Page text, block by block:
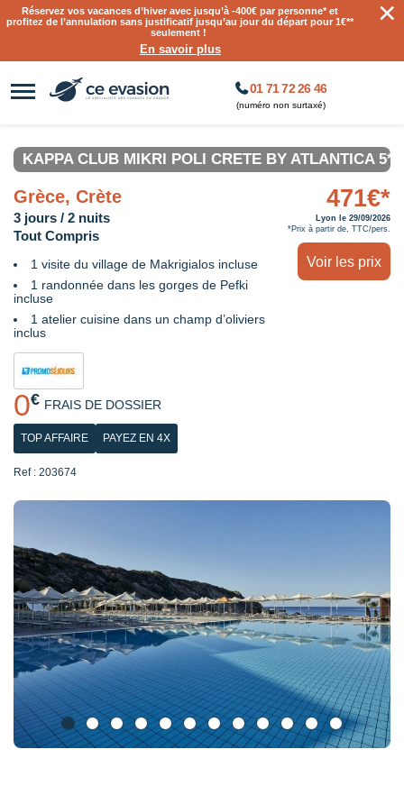
Réservez vos vacances d’hiver avec jusqu’à-400€ par personne* et
profitez de l’annulation sans justificatif jusqu’au jour du départ pour 1€**
seulement !
En savoir plus
×
01 71 72 26 46
(numéro non surtaxé)
KAPPA CLUB MIKRI POLI CRETE BY ATLANTICA 5*
Grèce, Crète
3 jours / 2 nuits
Tout Compris
1 visite du village de Makrigialos incluse
1 randonnée dans les gorges de Pefki
incluse
1 atelier cuisine dans un champ d’oliviers
inclus
0€ FRAIS DE DOSSIER
TOP AFFAIRE PAYEZ EN 4X
Ref : 203674
471€*
Lyon le 29/09/2026
*Prix à partir de, TTC/pers.
Voir les prix